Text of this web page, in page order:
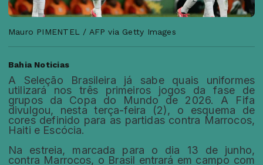
Mauro PIMENTEL / AFP via Getty Images
Bahia Noticias
A Seleção Brasileira já sabe quais uniformes
utilizará nos três primeiros jogos da fase de
grupos da Copa do Mundo de 2026. A Fifa
divulgou, nesta terça-feira (2), o esquema de
cores definido para as partidas contra Marrocos,
Haiti e Escócia.
Na estreia, marcada para o dia 13 de junho,
contra Marrocos, o Brasil entrará em campo com